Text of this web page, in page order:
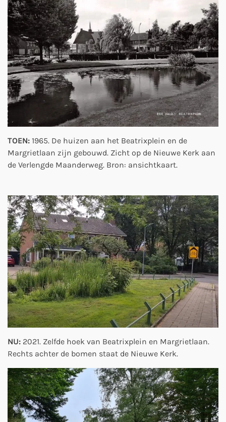
TOEN: 1965. De huizen aan het Beatrixplein en de
Margrietlaan zijn gebouwd. Zicht op de Nieuwe Kerk aan
de Verlengde Maanderweg. Bron: ansichtkaart.
NU: 2021. Zelfde hoek van Beatrixplein en Margrietlaan.
Rechts achter de bomen staat de Nieuwe Kerk.